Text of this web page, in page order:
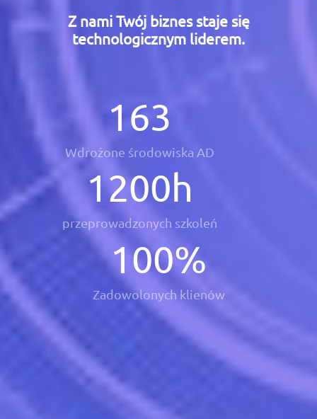
Z nami Twój biznes staje się
technologicznym liderem.
163
Wdrożone środowiska AD
1200h
przeprowadzonych szkoleń
100%
Zadowolonych klienów